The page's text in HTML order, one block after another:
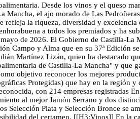
Desde los vinos y el queso
Mancha, el ajo morado de Las
refleja la riqueza, diversidad y
a todos los premiados y ha
de 2026. El Gobierno de Castilla-
Campo y Alma que en su 37ª
Martínez Lizán, quien ha destacado
de Castilla-La Mancha" y
objetivo reconocer los mejores
Protegidas) que hay en la región
con 214 empresas registradas
al mejor Jamón Serrano y dos
Selección Plata y Selección Bronce se
del certamen. [[H3:Vinos]] En la